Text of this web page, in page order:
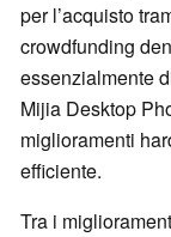
per l’acquisto
crowdfunding
essenzialmente
Mijia Desktop
miglioramenti
efficiente.
Tra i